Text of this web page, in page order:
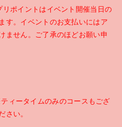
ポイントはイベント開催当日の
す。イベントのお支払いにはア
ません。ご了承のほどお願い申
ィータイムのみのコースもござ
さい。